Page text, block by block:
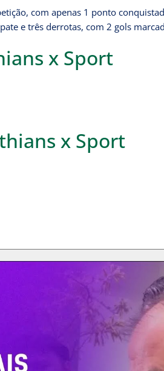
com apenas 1 ponto
e três derrotas, com 2 gols
x Sport
x Sport